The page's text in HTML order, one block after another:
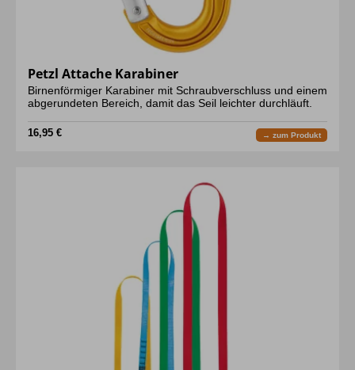
Petzl Attache Karabiner
Birnenförmiger Karabiner mit Schraubverschluss und einem
abgerundeten Bereich, damit das Seil leichter durchläuft.
16,95 € → zum Produkt